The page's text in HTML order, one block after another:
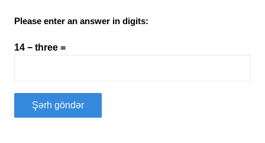
Please enter an answer in digits:
14 − three =